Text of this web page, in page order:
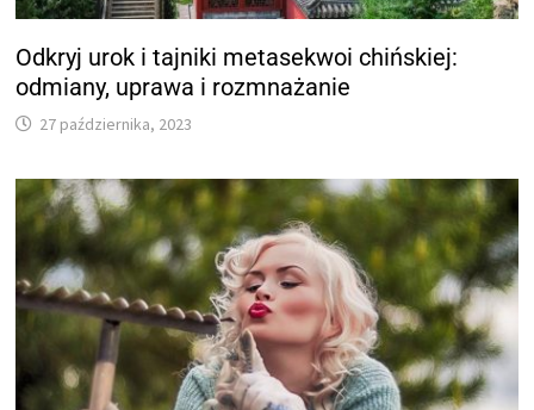
Odkryj urok i tajniki metasekwoi chińskiej:
odmiany, uprawa i rozmnażanie
27 października, 2023